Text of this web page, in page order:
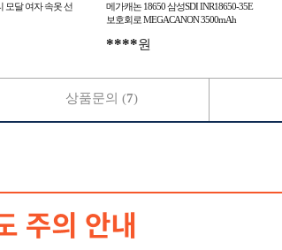
모달 여자 속옷 선
메가캐논 18650 삼성SDI INR18650-35E
보호회로 MEGACANON 3500mAh
****원
상품문의 (7)